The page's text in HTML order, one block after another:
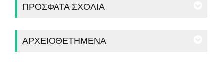
ΠΡΌΣΦΑΤΑ ΣΧΌΛΙΑ
ΑΡΧΕΙΟΘΕΤΗΜΈΝΑ